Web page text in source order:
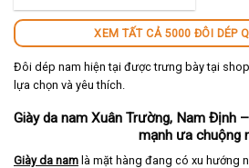
XEM TẤT CẢ 5000 ĐÔI DÉP
Đôi dép nam hiện tại được trưng bày tại
lựa chọn và yêu thích.
Giày da nam Xuân Trường, Nam Định
mạnh ưa chuộng
Giày da nam là mặt hàng đang có xu hướng